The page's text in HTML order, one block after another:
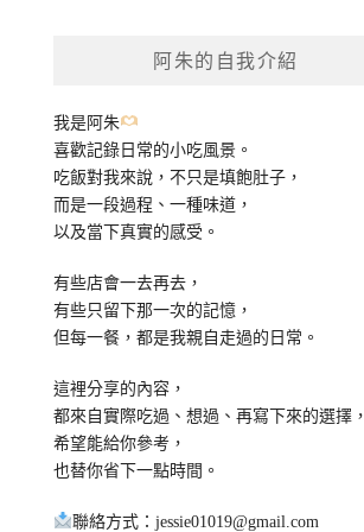
阿朱的自我介紹
我是阿朱
喜歡記錄日常的小吃風景。
吃飯對我來說，不只是填飽肚子，
而是一段過程、一種味道，
以及當下真實的感受。
有些店會一去再去，
有些只留下那一次的記憶，
但每一餐，都是我親自走過的日常。
這裡分享的內容，
都來自實際吃過、想過、再寫下來的選擇，
希望能給你參考，
也替你省下一點時間。
聯絡方式：jessie01019@gmail.com